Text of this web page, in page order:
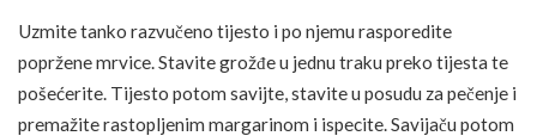
Uzmite tanko razvučeno tijesto i po njemu rasporedite
popržene mrvice. Stavite grožđe u jednu traku preko tijesta te
pošećerite. Tijesto potom savijte, stavite u posudu za pečenje i
premažite rastopljenim margarinom i ispecite. Savijaču potom